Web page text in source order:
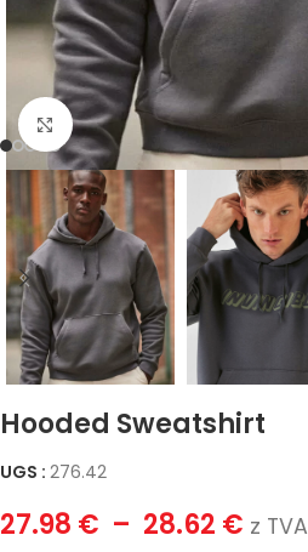
Click to enlarge
Hooded Sweatshirt
UGS : 276.42
27.98 € – 28.62 € z TVA